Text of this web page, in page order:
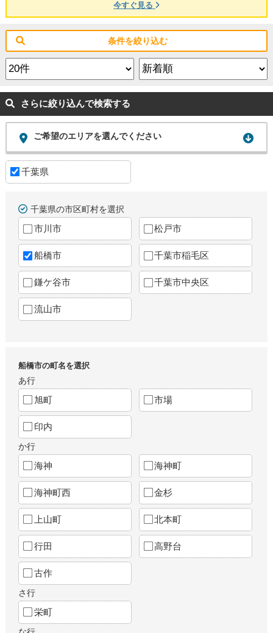
今すぐ見る
条件を絞り込む
さらに絞り込んで検索する
ご希望のエリアを選んでください
千葉県
千葉県の市区町村を選択
市川市 松戸市
船橋市 千葉市稲毛区
鎌ケ谷市 千葉市中央区
流山市
船橋市の町名を選択
あ行
旭町 市場
印内
か行
海神 海神町
海神町西 金杉
上山町 北本町
行田 高野台
古作
さ行
栄町